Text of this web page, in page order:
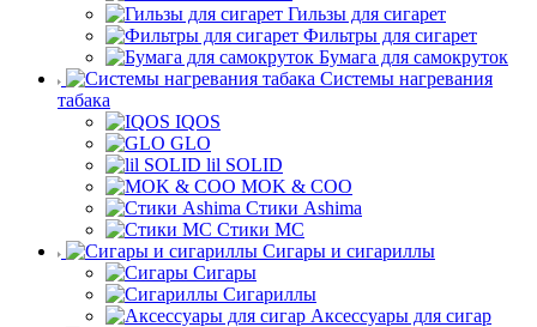
Гильзы для сигарет
Фильтры для сигарет
Бумага для самокруток
Системы нагревания
табака
IQOS
GLO
lil SOLID
MOK & COO
Стики Ashima
Стики MC
Сигары и сигариллы
Сигары
Сигариллы
Аксессуары для сигар